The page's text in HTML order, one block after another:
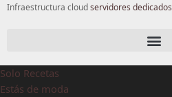
Infraestructura cloudservidores dedicados
Solo Recetas
Estás de moda